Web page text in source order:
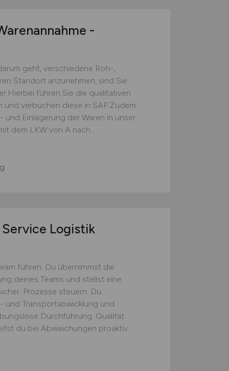
-
geht, verschiedene Roh-,
Standort anzunehmen, sind Sie
führen Sie die qualitativen
verbuchen diese in SAP.Zudem
Einlagerung der Waren in unser
dem LKW von A nach...
Logistik
führen: Du übernimmst die
deines Teams und stellst eine
Prozesse steuern: Du
und Transportabwicklung und
Durchführung. Qualität
du bei Abweichungen proaktiv